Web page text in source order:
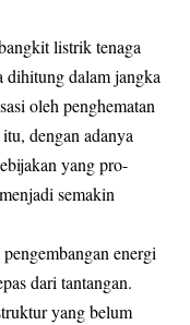
listrik tenaga
dihitung dalam jangka
oleh penghematan
dengan adanya
yang pro-
semakin
energi
dari tantangan.
yang belum